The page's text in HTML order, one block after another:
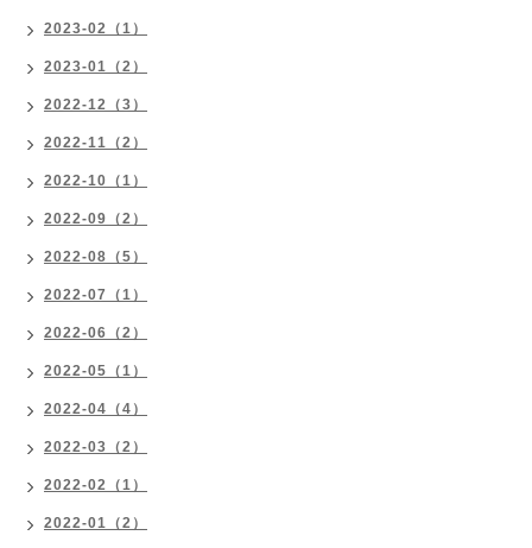
2023-02（1）
2023-01（2）
2022-12（3）
2022-11（2）
2022-10（1）
2022-09（2）
2022-08（5）
2022-07（1）
2022-06（2）
2022-05（1）
2022-04（4）
2022-03（2）
2022-02（1）
2022-01（2）